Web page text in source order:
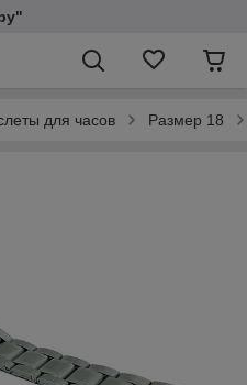
для часов Размер 18